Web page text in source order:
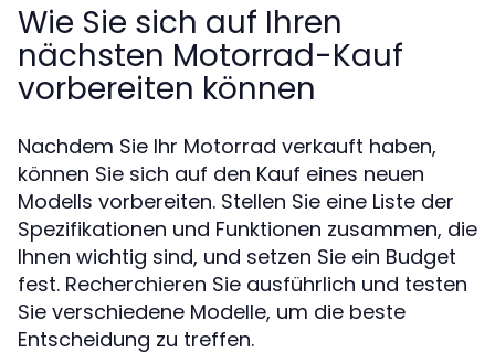
Wie Sie sich auf Ihren
nächsten Motorrad-Kauf
vorbereiten können
Nachdem Sie Ihr Motorrad verkauft haben,
können Sie sich auf den Kauf eines neuen
Modells vorbereiten. Stellen Sie eine Liste der
Spezifikationen und Funktionen zusammen, die
Ihnen wichtig sind, und setzen Sie ein Budget
fest. Recherchieren Sie ausführlich und testen
Sie verschiedene Modelle, um die beste
Entscheidung zu treffen.